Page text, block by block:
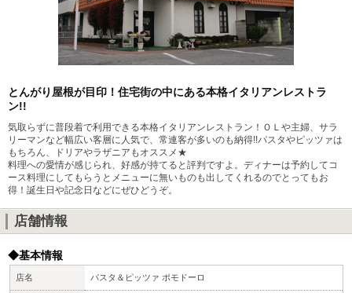
とんがり屋根が目印！住宅街の中にある本格イタリアンレストラ
ン!!
気取らずに普段着で利用できる本格イタリアンレストラン！ＯＬや主婦、サラ
リーマンなど幅広い客層に人気で、常連客が多いのも納得!!パスタやピッツァは
もちろん、ドリアやラザニアもオススメ★
料理への愛情が感じられ、好感が持てると評判ですよ。ディナーは予約してコ
ース料理にしてもらうとメニューに無いものも出してくれるのでとってもお
得！誕生日や記念日などにぜひどうぞ。
店舗情報
◆基本情報
店名 パスタ＆ピッツァ ポモドーロ